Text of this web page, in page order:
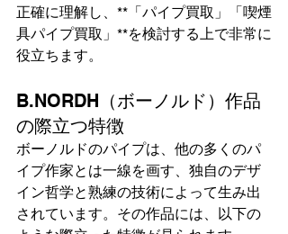
正確に理解し、**「パイプ買取」「喫煙
具パイプ買取」**を検討する上で非常に
役立ちます。
B.NORDH（ボーノルド）作品
の際立つ特徴
ボーノルドのパイプは、他の多くのパ
イプ作家とは一線を画す、独自のデザ
イン哲学と熟練の技術によって生み出
されています。その作品には、以下の